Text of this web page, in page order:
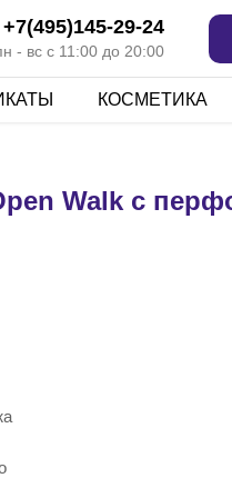
+7(495)145-29-24
- вс с 11:00 до 20:00
КОСМЕТИКА
Walk с